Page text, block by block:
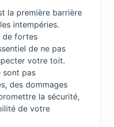
la première barrière
intempéries.
de fortes
de ne pas
votre toit.
sont pas
des dommages
la sécurité,
de votre